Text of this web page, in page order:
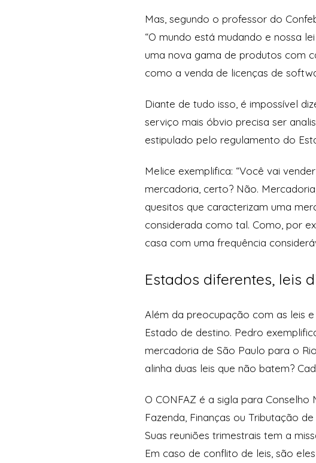
Mas, segundo o professor do
“O mundo está mudando e nossa
uma nova gama de produtos com
como a venda de licenças de
Diante de tudo isso, é impossível
serviço mais óbvio precisa ser
estipulado pelo regulamento do
Melice exemplifica: “Você vai
mercadoria, certo? Não.
quesitos que caracterizam uma
considerada como tal. Como, por
casa com uma frequência
Estados diferentes, leis
Além da preocupação com as leis
Estado de destino. Pedro
mercadoria de São Paulo para o
alinha duas leis que não batem?
O CONFAZ é a sigla para
Fazenda, Finanças ou Tributação
Suas reuniões trimestrais tem a
Em caso de conflito de leis, são